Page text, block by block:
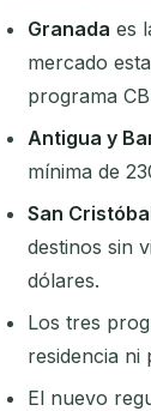
Granada es
mercado
programa
Antigua y
mínima de
San
destinos sin
dólares.
Los tres
residencia ni
El nuevo